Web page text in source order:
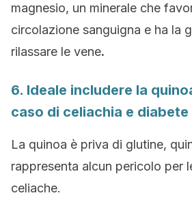
magnesio, un minerale che
circolazione sanguigna e ha la
rilassare le vene.
6. Ideale includere la
caso di celiachia e diabete
La quinoa è priva di glutine,
rappresenta alcun pericolo per
celiache.